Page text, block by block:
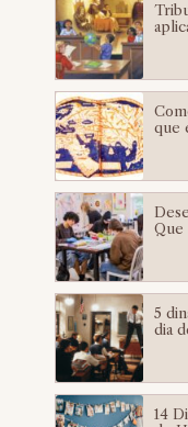
que
Que
5
dia
14